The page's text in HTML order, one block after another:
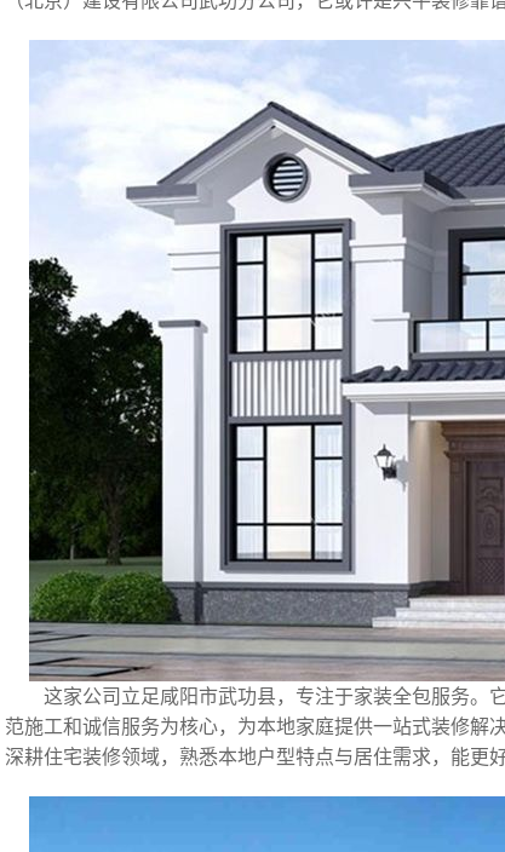
这家公司立足咸阳市武功县，专注于家装全包服务。
范施工和诚信服务为核心，为本地家庭提供一站式装修解
深耕住宅装修领域，熟悉本地户型特点与居住需求，能更